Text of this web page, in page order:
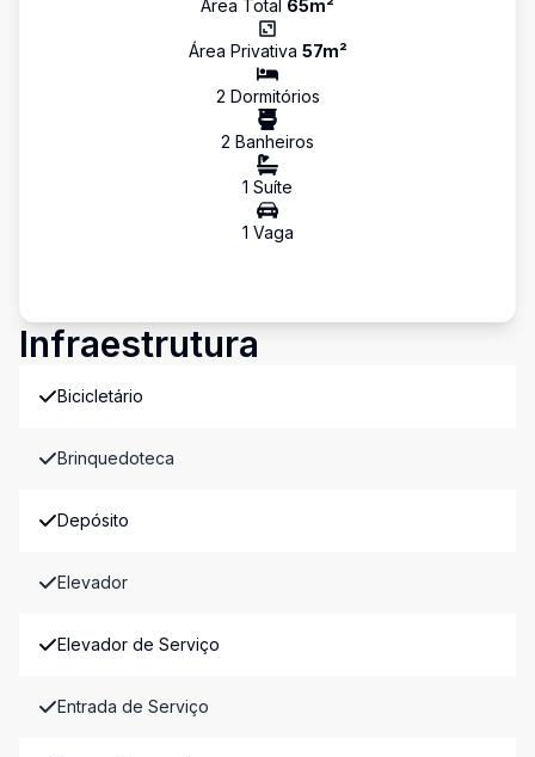
Área Total 65m²
Área Privativa 57m²
2 Dormitórios
2 Banheiros
1 Suíte
1 Vaga
Infraestrutura
Bicicletário
Brinquedoteca
Depósito
Elevador
Elevador de Serviço
Entrada de Serviço